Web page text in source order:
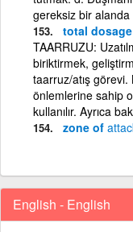
gereksiz bir
total dosage
TAARRUZU:
biriktirmek,
taarruz/atış
önlemlerine sahip
kullanılır. Ayrıca
zone of
English - English